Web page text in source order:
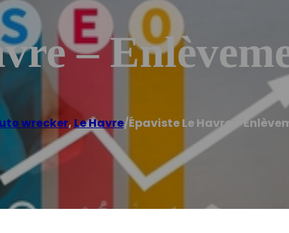
–
wrecker, Le Havre/Épaviste Le Havre –